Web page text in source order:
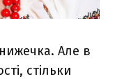
Але в
стільки